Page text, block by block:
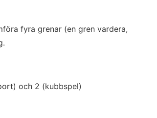
fyra grenar (en gren vardera,
och 2 (kubbspel)